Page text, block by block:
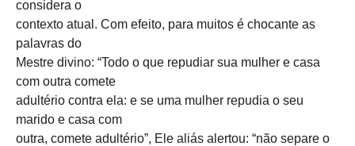
considera o
contexto atual. Com efeito, para muitos é chocante as
palavras do
Mestre divino: “Todo o que repudiar sua mulher e casa
com outra comete
adultério contra ela: e se uma mulher repudia o seu
marido e casa com
outra, comete adultério”, Ele aliás alertou: “não separe o